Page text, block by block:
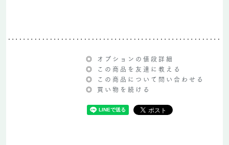
◎ オプションの値段詳細
◎
この商品を友達に教える
◎
この商品について問い合わせる
◎ 買い物を続ける